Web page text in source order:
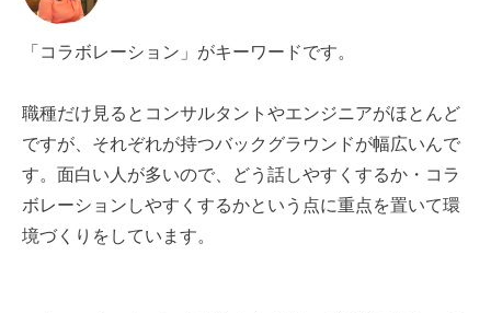
「コラボレーション」がキーワードです。
職種だけ見るとコンサルタントやエンジニアがほとんど
ですが、それぞれが持つバックグラウンドが幅広いんで
す。面白い人が多いので、どう話しやすくするか・コラ
ボレーションしやすくするかという点に重点を置いて環
境づくりをしています。